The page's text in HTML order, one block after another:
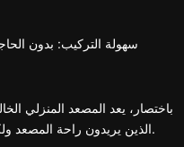
سهولة التركيب: بدون
باختصار، يعد المصعد المنزلي
الذين يريدون راحة المصعد ولكنهم لا يريدون التعامل مع متاعب الحفرة.